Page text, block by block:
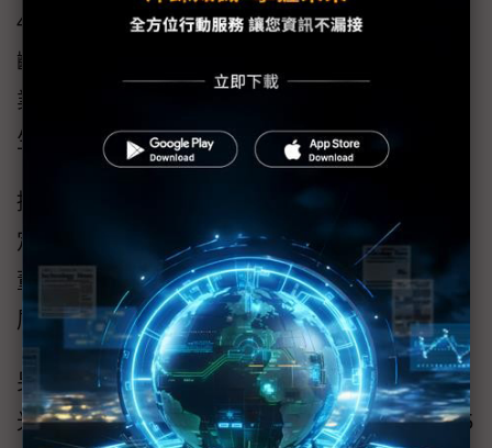
4位資深副總、4位副總經理人事擢升案，8位年
齡皆在50至60歲左右，為生產、研發、資材與
業務部門主管。最受關注的就是王英郎、張宗
生終於升任資深副總。
據了解，台積員工退休年齡上限為67歲，比法
定強制退休年齡65歲多出2年，特殊情況下可由
董事會決定延後退休。 按此人事推進與多位高
層年紀推估，接班大計將加速執行。
另值得一提的是，甫於4月退休的何麗梅及王建
光等發起下，「台積榮友會：T友會」也於2025